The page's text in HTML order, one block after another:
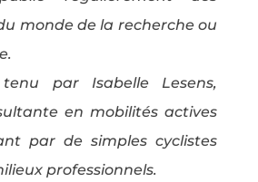
monde de la recherche ou
par Isabelle Lesens,
en mobilités actives
par de simples cyclistes
professionnels.